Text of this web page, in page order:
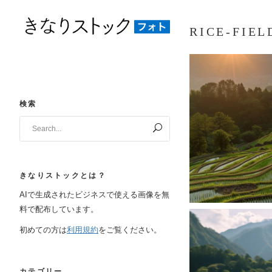
検索
きなりストックとは？
AIで生成されたビジネスで使える画像を無
料で配布しています。
初めての方は利用規約をご覧ください。
RICE-